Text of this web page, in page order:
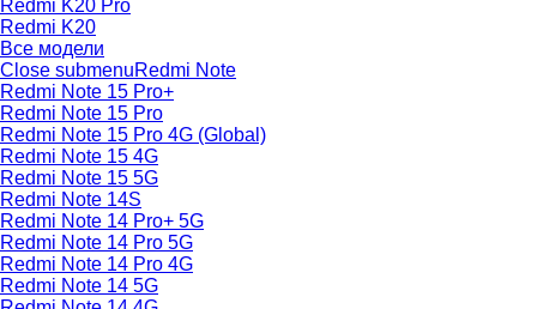
Redmi K20 Pro
Redmi K20
Все модели
Close submenuRedmi Note
Redmi Note 15 Pro+
Redmi Note 15 Pro
Redmi Note 15 Pro 4G (Global)
Redmi Note 15 4G
Redmi Note 15 5G
Redmi Note 14S
Redmi Note 14 Pro+ 5G
Redmi Note 14 Pro 5G
Redmi Note 14 Pro 4G
Redmi Note 14 5G